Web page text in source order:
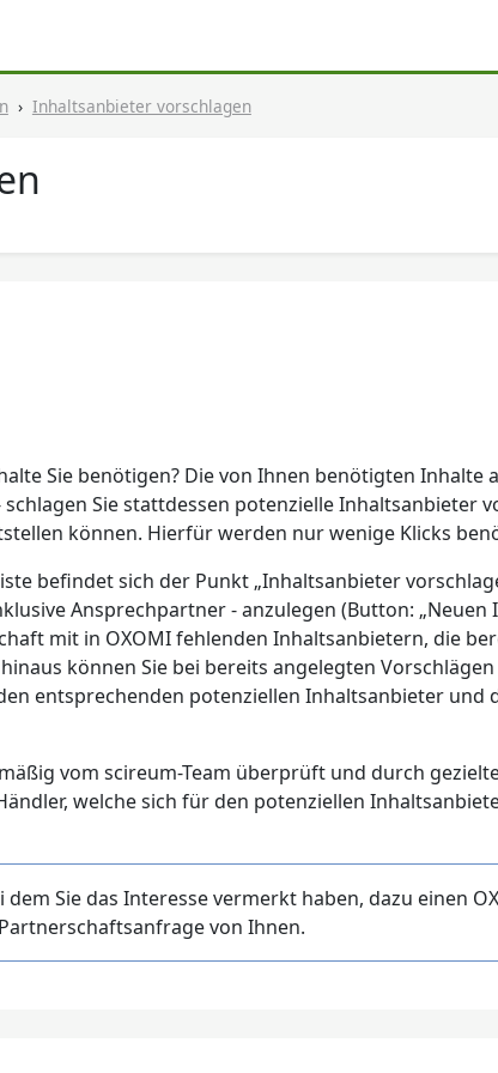
Inhaltsanbieter vorschlagen
Sie benötigen? Die von Ihnen benötigten Inhalte
Sie stattdessen potenzielle Inhaltsanbieter
können. Hierfür werden nur wenige Klicks
befindet sich der Punkt „Inhaltsanbieter
Ansprechpartner - anzulegen (Button: „Neuen
mit in OXOMI fehlenden Inhaltsanbietern, die
können Sie bei bereits angelegten
entsprechenden potenziellen Inhaltsanbieter und
vom scireum-Team überprüft und durch
welche sich für den potenziellen
Sie das Interesse vermerkt haben, dazu einen
von Ihnen.